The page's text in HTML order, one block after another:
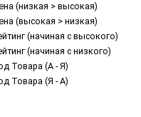
(низкая > высокая)
(высокая > низкая)
(начиная с высокого)
(начиная с низкого)
Товара (А - Я)
Товара (Я - А)